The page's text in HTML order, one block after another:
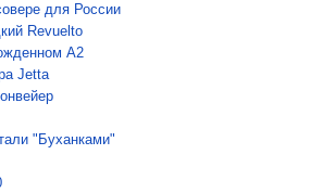
для России
Revuelto
A2
Jetta
"Буханками"